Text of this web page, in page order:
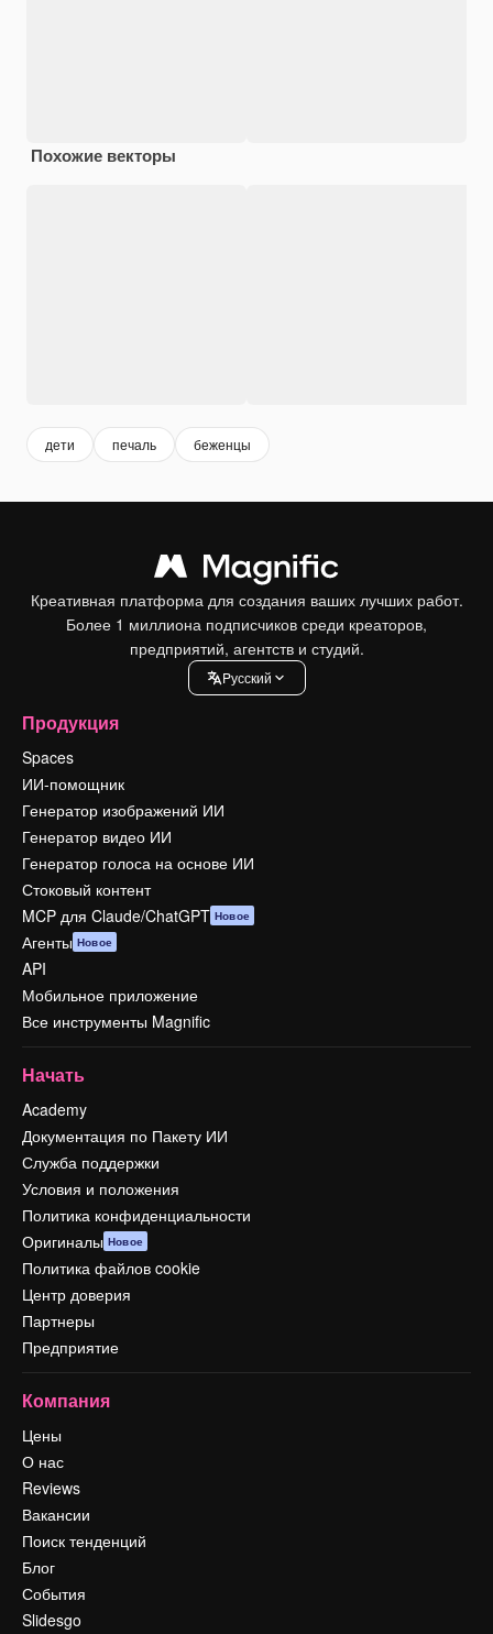
Похожие векторы
дети печаль беженцы
Креативная платформа для создания ваших лучших работ.
Более 1 миллиона подписчиков среди креаторов,
предприятий, агентств и студий.
Pусский
Продукция
Spaces
ИИ-помощник
Генератор изображений ИИ
Генератор видео ИИ
Генератор голоса на основе ИИ
Стоковый контент
MCP для Claude/ChatGPT Новое
Агенты Новое
API
Мобильное приложение
Все инструменты Magnific
Начать
Academy
Документация по Пакету ИИ
Служба поддержки
Условия и положения
Политика конфиденциальности
Оригиналы Новое
Политика файлов cookie
Центр доверия
Партнеры
Предприятие
Компания
Цены
О нас
Reviews
Вакансии
Поиск тенденций
Блог
События
Slidesgo